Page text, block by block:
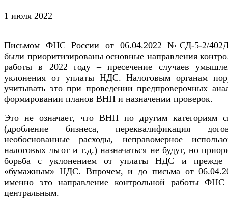
1 июля 2022
Письмом ФНС России от 06.04.2022 №СД-5-2/
были приоритизированы основные направления
работы в 2022 году – пресечение случаев
уклонения от уплаты НДС. Налоговым органам
учитывать это при проведении предпроверочных
формировании планов ВНП и назначении проверок.
Это не означает, что ВНП по другим категориям
(дробление бизнеса, переквалификация
необоснованные расходы, неправомерное
налоговых льгот и т.д.) назначаться не будут, но
борьба с уклонением от уплаты НДС и прежде
«бумажным» НДС. Впрочем, и до письма от
именно это направление контрольной работы
центральным.